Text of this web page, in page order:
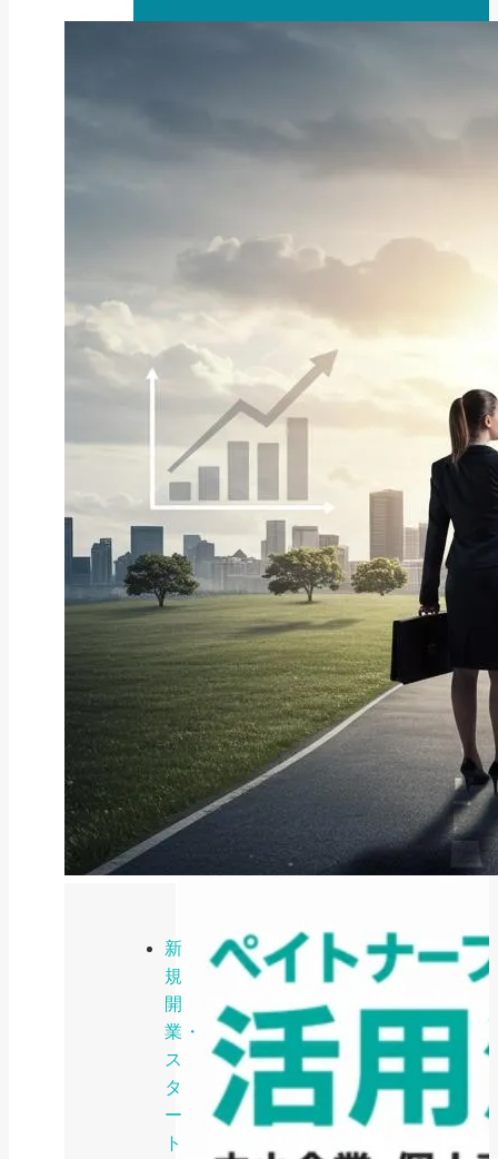
新
規
開
業・
ス
タ
ー
ト
ファクタリング
ファクタリングとは？仕組み・メ
リット・注意点と...